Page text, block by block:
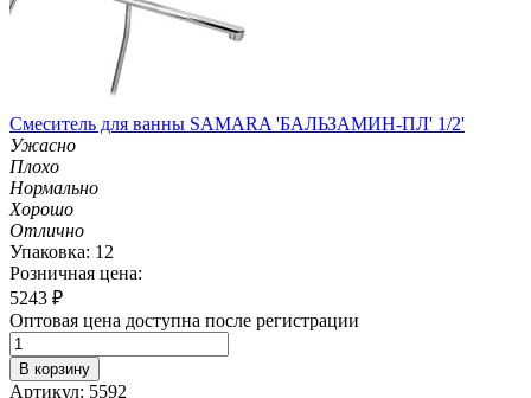
Смеситель для ванны SAMARA 'БАЛЬЗАМИН-ПЛ' 1/2'
Ужасно
Плохо
Нормально
Хорошо
Отлично
Упаковка: 12
Розничная цена:
5243 ₽
Оптовая цена доступна после регистрации
В корзину
Артикул: 5592